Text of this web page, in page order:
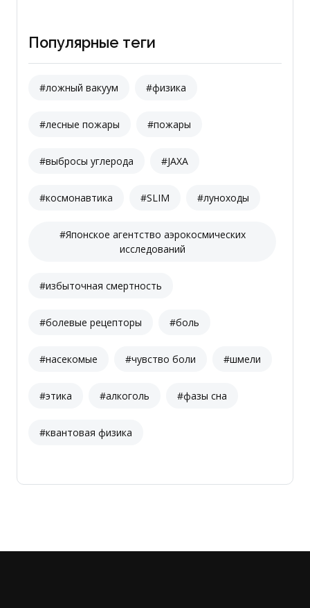
Популярные теги
#ложный вакуум #физика
#лесные пожары #пожары
#выбросы углерода #JAXA
#космонавтика #SLIM #луноходы
#Японское агентство аэрокосмических
исследований
#избыточная смертность
#болевые рецепторы #боль
#насекомые #чувство боли #шмели
#этика #алкоголь #фазы сна
#квантовая физика